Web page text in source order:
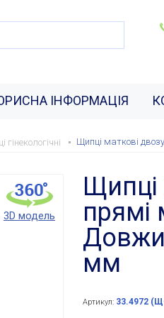
ІНФОРМАЦІЯ
гінекологічні Щипці маткові
3D модель
Щипці
прямі
мм
Артикул: 33.4972